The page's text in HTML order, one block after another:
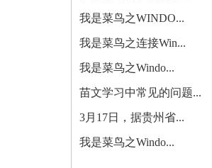
我是菜鸟之WINDO...
我是菜鸟之连接Win...
我是菜鸟之Windo...
苗文学习中常见的问题...
3月17日，据贵州省...
我是菜鸟之Windo...